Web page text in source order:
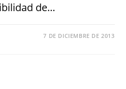
de…
7 DE DICIEMBRE DE 2013